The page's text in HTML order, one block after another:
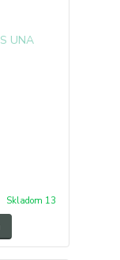
Skladom 13